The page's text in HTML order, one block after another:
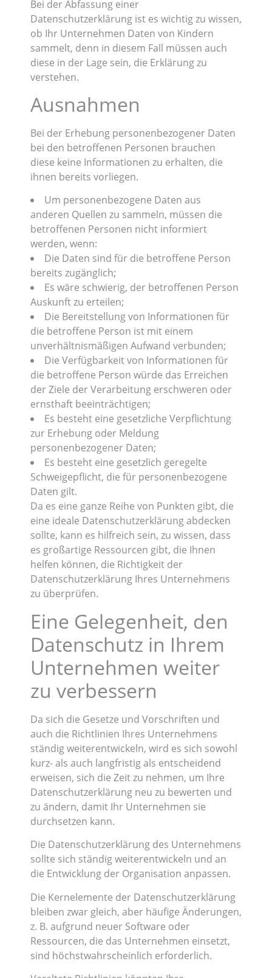
Bei der Abfassung einer
Datenschutzerklärung ist es wichtig zu wissen,
ob Ihr Unternehmen Daten von Kindern
sammelt, denn in diesem Fall müssen auch
diese in der Lage sein, die Erklärung zu
verstehen.
Ausnahmen
Bei der Erhebung personenbezogener Daten
bei den betroffenen Personen brauchen
diese keine Informationen zu erhalten, die
ihnen bereits vorliegen.
Um personenbezogene Daten aus
anderen Quellen zu sammeln, müssen die
betroffenen Personen nicht informiert
werden, wenn:
Die Daten sind für die betroffene Person
bereits zugänglich;
Es wäre schwierig, der betroffenen Person
Auskunft zu erteilen;
Die Bereitstellung von Informationen für
die betroffene Person ist mit einem
unverhältnismäßigen Aufwand verbunden;
Die Verfügbarkeit von Informationen für
die betroffene Person würde das Erreichen
der Ziele der Verarbeitung erschweren oder
ernsthaft beeinträchtigen;
Es besteht eine gesetzliche Verpflichtung
zur Erhebung oder Meldung
personenbezogener Daten;
Es besteht eine gesetzlich geregelte
Schweigepflicht, die für personenbezogene
Daten gilt.
Da es eine ganze Reihe von Punkten gibt, die
eine ideale Datenschutzerklärung abdecken
sollte, kann es hilfreich sein, zu wissen, dass
es großartige Ressourcen gibt, die Ihnen
helfen können, die Richtigkeit der
Datenschutzerklärung Ihres Unternehmens
zu überprüfen.
Eine Gelegenheit, den
Datenschutz in Ihrem
Unternehmen weiter
zu verbessern
Da sich die Gesetze und Vorschriften und
auch die Richtlinien Ihres Unternehmens
ständig weiterentwickeln, wird es sich sowohl
kurz- als auch langfristig als entscheidend
erweisen, sich die Zeit zu nehmen, um Ihre
Datenschutzerklärung neu zu bewerten und
zu ändern, damit Ihr Unternehmen sie
durchsetzen kann.
Die Datenschutzerklärung des Unternehmens
sollte sich ständig weiterentwickeln und an
die Entwicklung der Organisation anpassen.
Die Kernelemente der Datenschutzerklärung
bleiben zwar gleich, aber häufige Änderungen,
z. B. aufgrund neuer Software oder
Ressourcen, die das Unternehmen einsetzt,
sind höchstwahrscheinlich erforderlich.